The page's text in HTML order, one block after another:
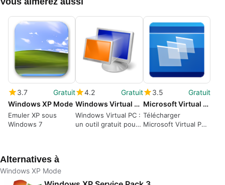
3.7
Gratuit
Windows XP Mode
Emuler XP sous
Windows 7
4.2
Gratuit
Windows Virtual PC (64-bit)
Windows Virtual PC :
un outil gratuit pour
3.5
Gratuit
Microsoft Virtual PC
Télécharger
Microsoft Virtual PC
Alternatives à
Windows XP Mode